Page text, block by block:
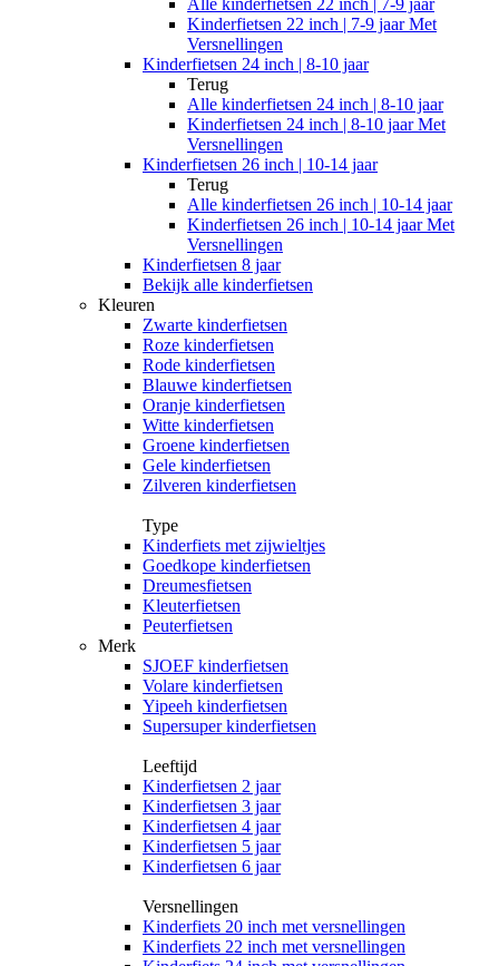
Alle kinderfietsen 22 inch | 7-9 jaar
Kinderfietsen 22 inch | 7-9 jaar Met
Versnellingen
Kinderfietsen 24 inch | 8-10 jaar
Terug
Alle kinderfietsen 24 inch | 8-10 jaar
Kinderfietsen 24 inch | 8-10 jaar Met
Versnellingen
Kinderfietsen 26 inch | 10-14 jaar
Terug
Alle kinderfietsen 26 inch | 10-14 jaar
Kinderfietsen 26 inch | 10-14 jaar Met
Versnellingen
Kinderfietsen 8 jaar
Bekijk alle kinderfietsen
Kleuren
Zwarte kinderfietsen
Roze kinderfietsen
Rode kinderfietsen
Blauwe kinderfietsen
Oranje kinderfietsen
Witte kinderfietsen
Groene kinderfietsen
Gele kinderfietsen
Zilveren kinderfietsen
Type
Kinderfiets met zijwieltjes
Goedkope kinderfietsen
Dreumesfietsen
Kleuterfietsen
Peuterfietsen
Merk
SJOEF kinderfietsen
Volare kinderfietsen
Yipeeh kinderfietsen
Supersuper kinderfietsen
Leeftijd
Kinderfietsen 2 jaar
Kinderfietsen 3 jaar
Kinderfietsen 4 jaar
Kinderfietsen 5 jaar
Kinderfietsen 6 jaar
Versnellingen
Kinderfiets 20 inch met versnellingen
Kinderfiets 22 inch met versnellingen